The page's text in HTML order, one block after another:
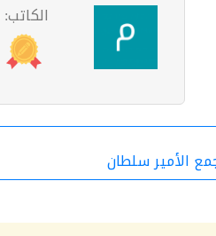
الكاتب:
الأمير سلطان